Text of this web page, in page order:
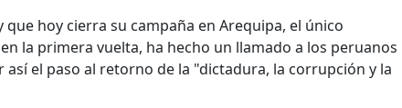
hoy cierra su campaña en Arequipa, el único
la primera vuelta, ha hecho un llamado a los peruanos
el paso al retorno de la "dictadura, la corrupción y la